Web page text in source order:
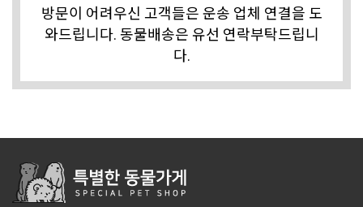
방문이 어려우신 고객들은 운송 업체 연결을 도
와드립니다. 동물배송은 유선 연락부탁드립니
다.